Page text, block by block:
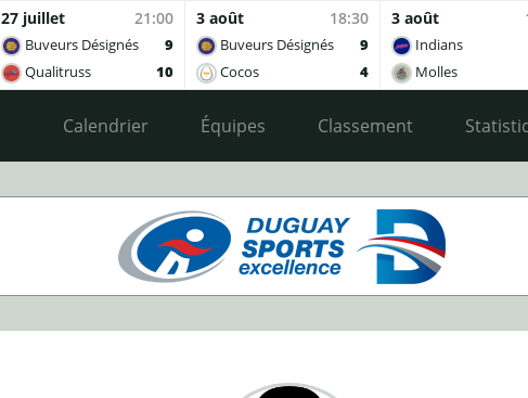
27 juillet 21:00
Buveurs Désignés
9
Qualitruss
10
3 août 18:30
Buveurs Désignés
9
Cocos
4
3 août
Indians
Molles
Calendrier
Équipes Classement